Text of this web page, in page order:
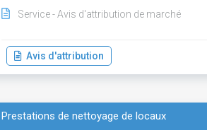
Service - Avis d'attribution de marché
Avis d'attribution
Prestations de nettoyage de locaux